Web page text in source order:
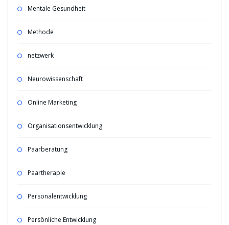
Mentale Gesundheit
Methode
netzwerk
Neurowissenschaft
Online Marketing
Organisationsentwicklung
Paarberatung
Paartherapie
Personalentwicklung
Persönliche Entwicklung